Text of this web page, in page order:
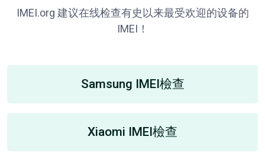
IMEI.org 建议在线检查有史以来最受欢迎的设备的
IMEI！
Samsung IMEI檢查
Xiaomi IMEI檢查